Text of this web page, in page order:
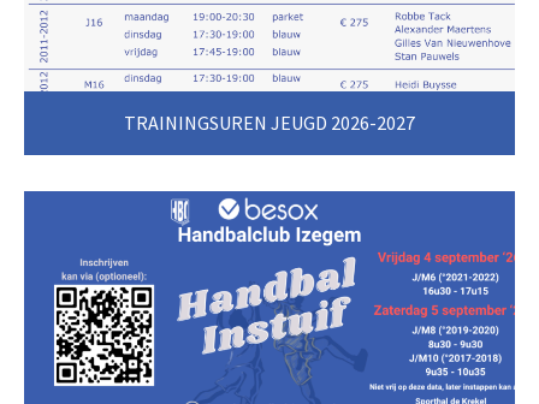
TRAININGSUREN JEUGD 2026-2027